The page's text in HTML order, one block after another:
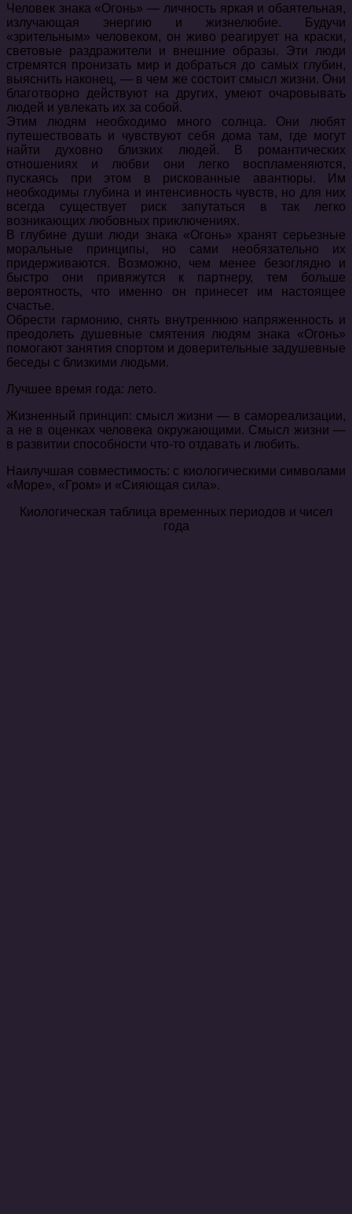
Человек знака «Огонь» — личность яркая и обаятельная,
излучающая энергию и жизнелюбие. Будучи
«зрительным» человеком, он живо реагирует на краски,
световые раздражители и внешние образы. Эти люди
стремятся пронизать мир и добраться до самых глубин,
выяснить наконец, — в чем же состоит смысл жизни. Они
благотворно действуют на других, умеют очаровывать
людей и увлекать их за собой.
Этим людям необходимо много солнца. Они любят
путешествовать и чувствуют себя дома там, где могут
найти духовно близких людей. В романтических
отношениях и любви они легко воспламеняются,
пускаясь при этом в рискованные авантюры. Им
необходимы глубина и интенсивность чувств, но для них
всегда существует риск запутаться в так легко
возникающих любовных приключениях.
В глубине души люди знака «Огонь» хранят серьезные
моральные принципы, но сами необязательно их
придерживаются. Возможно, чем менее безоглядно и
быстро они привяжутся к партнеру, тем больше
вероятность, что именно он принесет им настоящее
счастье.
Обрести гармонию, снять внутреннюю напряженность и
преодолеть душевные смятения людям знака «Огонь»
помогают занятия спортом и доверительные задушевные
беседы с близкими людьми.
Лучшее время года: лето.
Жизненный принцип: смысл жизни — в самореализации,
а не в оценках человека окружающими. Смысл жизни —
в развитии способности что-то отдавать и любить.
Наилучшая совместимость: с киологическими символами
«Море», «Гром» и «Сияющая сила».
Киологическая таблица временных периодов и чисел
года